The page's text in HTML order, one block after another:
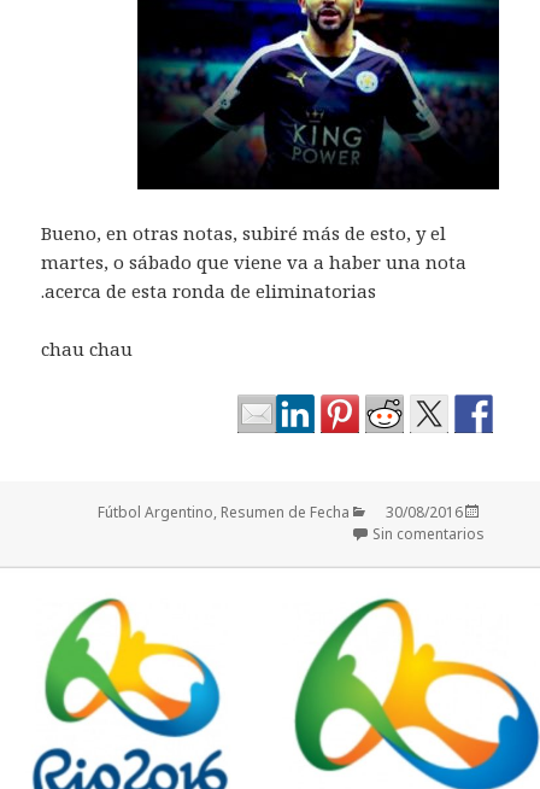
Bueno, en otras notas, subiré más de esto, y el
martes, o sábado que viene va a haber una nota
acerca de esta ronda de eliminatorias.
chau chau
Publicado
el
30/08/2016
Categorías
Fútbol Argentino, Resumen de Fecha
Sin comentarios